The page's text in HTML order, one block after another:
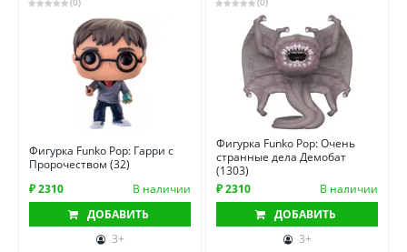
Фигурка Funko Pop: Гарри с
Пророчеством (32)
₽ 2310
В наличии
ДОБАВИТЬ
3+
Фигурка Funko Pop: Очень
странные дела Демобат
(1303)
₽ 2310
В наличии
ДОБАВИТЬ
3+